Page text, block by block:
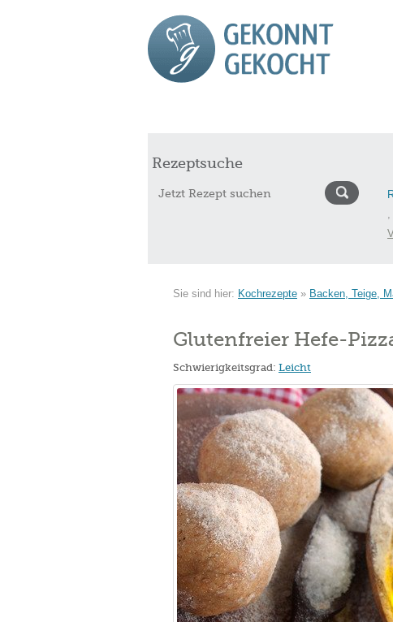
Rezeptsuche
,
Sie sind hier: Kochrezepte » Backen, Teige,
Glutenfreier Hefe-
Schwierigkeitsgrad: Leicht